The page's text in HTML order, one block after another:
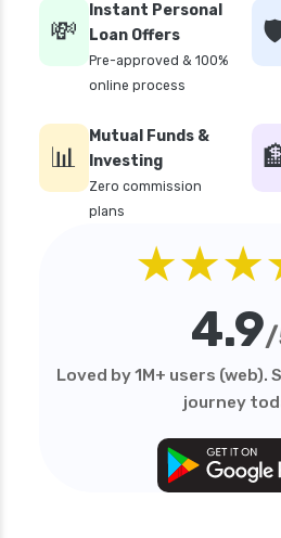
💸
Instant Personal
Loan Offers
Pre-approved & 100%
online process
📊
Mutual Funds &
Investing
Zero commission
plans
4.9/
Loved by 1M+ users
journey